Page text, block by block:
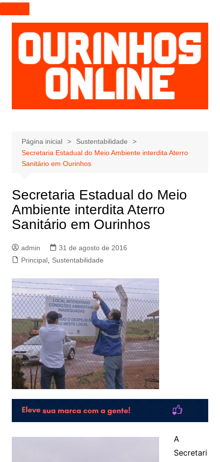
I
r
p
a
r
a
e
ú
d
Página inicial
Sustentabilidade
Secretaria Estadual do Meio Ambiente interdita Aterro
Sanitário em Ourinhos
Secretaria Estadual do Meio
Ambiente interdita Aterro
Sanitário em Ourinhos
admin
31 de agosto de 2016
Principal, Sustentabilidade
A
Secretari